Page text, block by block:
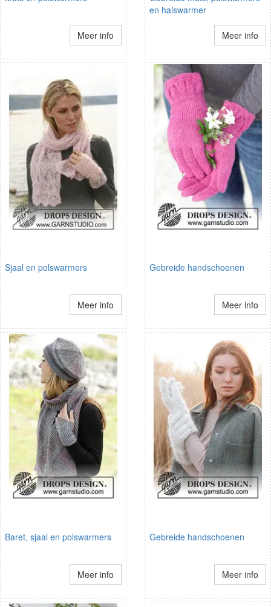
Meer info
en halswarmer
Meer info
Sjaal en polswarmers
Meer info
Gebreide handschoenen
Meer info
Baret, sjaal en polswarmers
Meer info
Gebreide handschoenen
Meer info